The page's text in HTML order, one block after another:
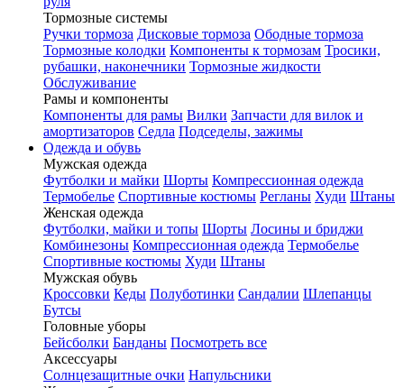
Тормозные системы
Ручки тормоза Дисковые тормоза Ободные тормоза
Тормозные колодки Компоненты к тормозам Тросики,
рубашки, наконечники Тормозные жидкости
Обслуживание
Рамы и компоненты
Компоненты для рамы Вилки Запчасти для вилок и
амортизаторов Седла Подседелы, зажимы
Одежда и обувь
Мужская одежда
Футболки и майки Шорты Компрессионная одежда
Термобелье Спортивные костюмы Регланы Худи Штаны
Женская одежда
Футболки, майки и топы Шорты Лосины и бриджи
Комбинезоны Компрессионная одежда Термобелье
Спортивные костюмы Худи Штаны
Мужская обувь
Кроссовки Кеды Полуботинки Сандалии Шлепанцы
Бутсы
Головные уборы
Бейсболки Банданы Посмотреть все
Аксессуары
Солнцезащитные очки Напульсники